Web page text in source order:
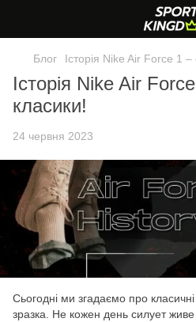
Блог Історія Nike Air Force 1
Історія Nike Air
класики!
24 червня 2023
Сьогодні ми згадаємо про
зразка. Не кожен день силует